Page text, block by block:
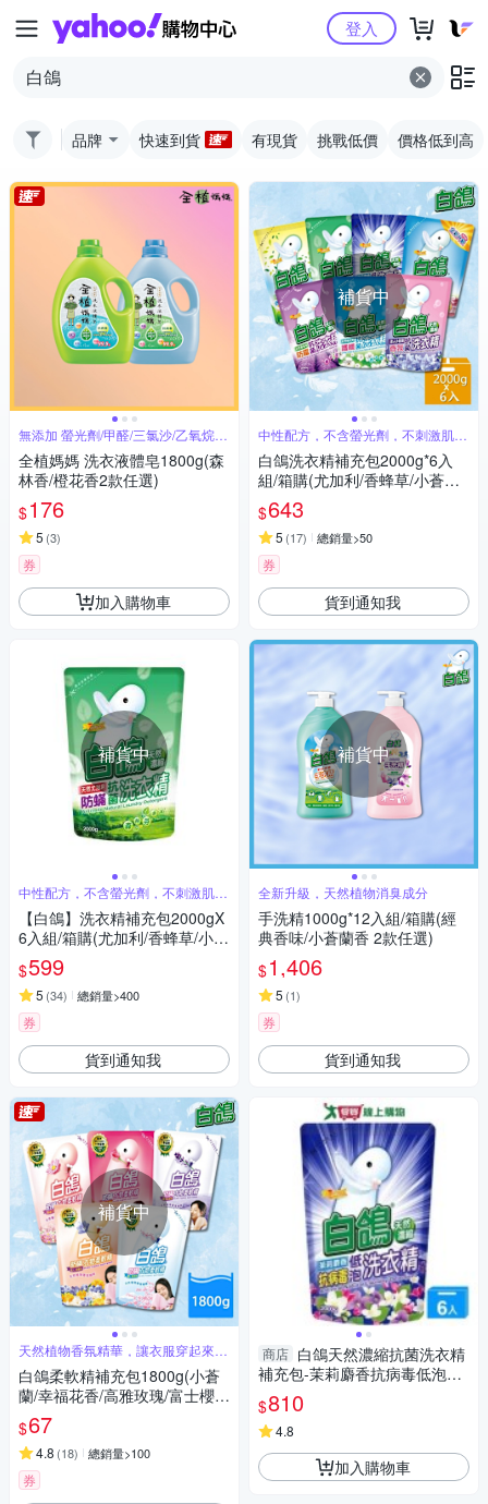
Yahoo購物中心登入
品牌 快速到貨 有現貨 挑戰低價 價格低到高
無添加 螢光劑/甲醛/三氯沙/乙氧烷基
酚
全植媽媽 洗衣液體皂1800g(森
林香/橙花香2款任選)
$176
5 (3)
券
加入購物車
補貨中
中性配方，不含螢光劑，不刺激肌膚
好安心
【白鴿】洗衣精補充包2000gX
6入組/箱購(尤加利/香蜂草/小蒼
蘭/棉花籽/抗臭/柔順/麝香 7款
任選)
$599
5 (34) 總銷量>400
券
貨到通知我
補貨中
天然植物香氛精華，讓衣服穿起來好
柔軟
白鴿柔軟精補充包1800g(小蒼
蘭/幸福花香/高雅玫瑰/富士櫻/
薰衣草 5款任選)
$67
4.8 (18) 總銷量>100
券
補貨中
中性配方，不含螢光劑，不刺激肌膚
好安心
白鴿洗衣精補充包2000g*6入
組/箱購(尤加利/香蜂草/小蒼蘭/
棉花籽/抗臭/柔順/麝香 7款任
選)
$643
5 (17) 總銷量>50
券
貨到通知我
補貨中
全新升級，天然植物消臭成分
手洗精1000g*12入組/箱購(經
典香味/小蒼蘭香 2款任選)
$1,406
5 (1)
券
貨到通知我
商店 白鴿天然濃縮抗菌洗衣精
補充包-茉莉麝香抗病毒低泡20
00gx6入(箱)【愛買】
$810
4.8
加入購物車